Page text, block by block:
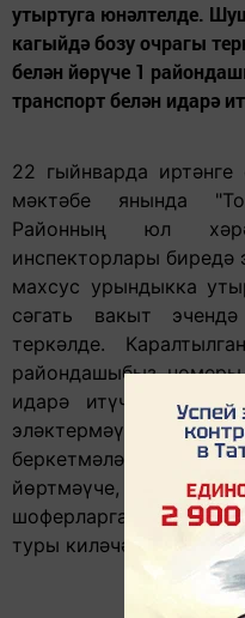
утыртуга юнәлтелде.
кагыйдә бозу очрагы
белән йөрүче 1
транспорт белән идарә
22 гыйнварда иртәнге
мәктәбе янында
Районның юл
инспекторлары биредә
махсус урындыкка
сәгать вакыт
теркәлде.
райондашыбыз, номеры
идарә итүче 4
эләктермәүче 1
беркетмәләр
йөртмәүче, баласының
шоферларга да
туры киләчәк.